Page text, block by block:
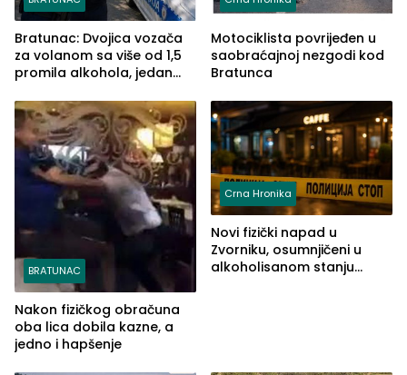
Bratunac: Dvojica vozača
za volanom sa više od 1,5
promila alkohola, jedan
Motociklista povrijeđen u
saobraćajnoj nezgodi kod
Bratunca
BRATUNAC
Nakon fizičkog obračuna
oba lica dobila kazne, a
jedno i hapšenje
Crna Hronika
Novi fizički napad u
Zvorniku, osumnjičeni u
alkoholisanom stanju